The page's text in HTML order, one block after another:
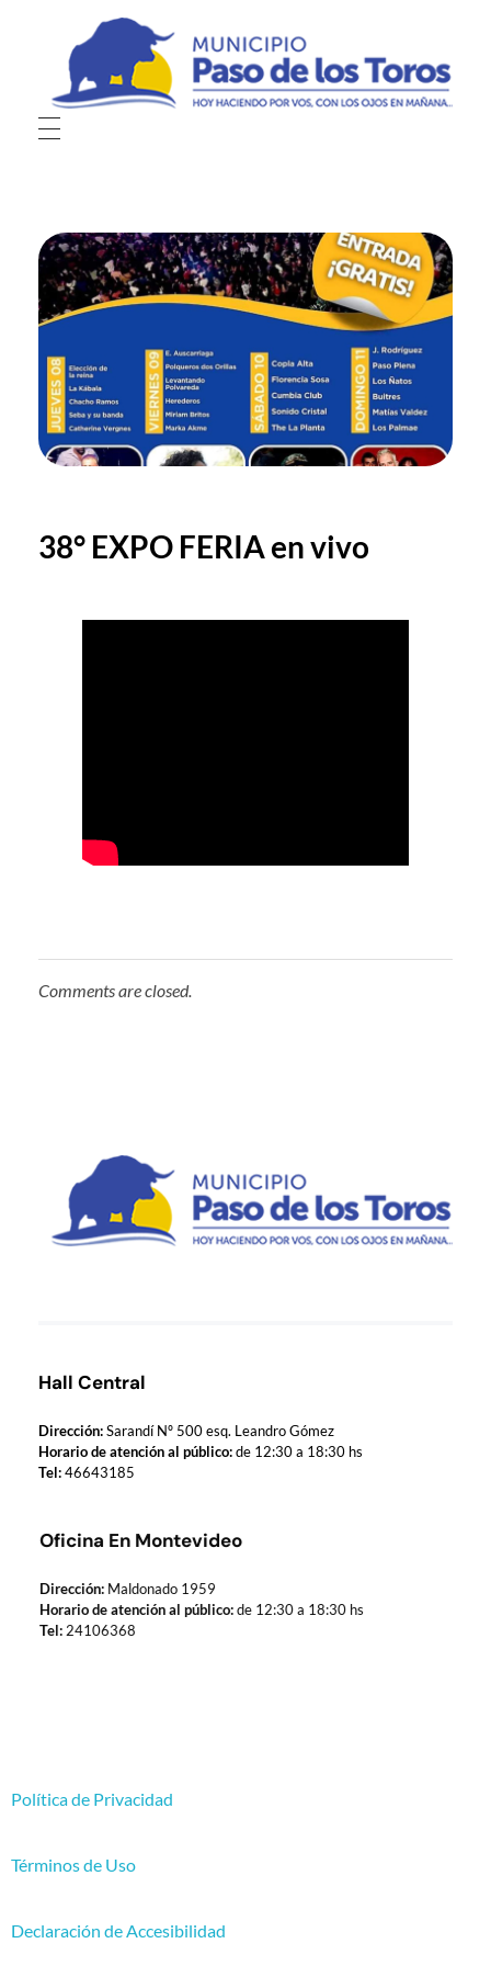
Municipio de Paso de los Toros
Hoy haciendo para vos, con los ojos en mañana
38° EXPO FERIA en vivo
Comments are closed.
Hall Central
Dirección:Sarandí Nº 500 esq. Leandro Gómez
Horario de atención al público:de 12:30 a 18:30 hs
Tel:46643185
Oficina En Montevideo
Dirección:Maldonado 1959
Horario de atención al público:de 12:30 a 18:30 hs
Tel:24106368
Política de Privacidad
Términos de Uso
Declaración de Accesibilidad